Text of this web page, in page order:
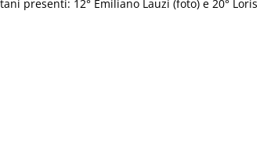
presenti: 12° Emiliano Lauzi (foto) e 20° Loris